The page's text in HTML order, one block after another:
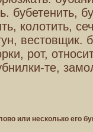
бубетенить,
колотить,
вестовщик.
рот,
те,
или несколько его